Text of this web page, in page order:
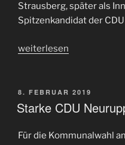
Strausberg, später als
Spitzenkandidat der
„Zum
Jörg
Schönbohm“
weiterlesen
VERÖFFENTLICHT
AM
8. FEBRUAR 2019
Starke CDU
Für die Kommunalwahl